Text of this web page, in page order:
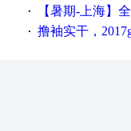
· 【暑期-上海】全国工业
· 撸袖实干，2017gongkong®第